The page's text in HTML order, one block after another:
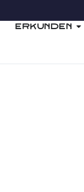
Erkunden